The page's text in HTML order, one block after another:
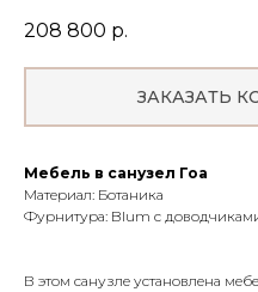
208 800 р.
ЗАКАЗАТЬ
Мебель в санузел Гоа
Материал: Ботаника
Фурнитура: Blum с
В этом санузле установлена